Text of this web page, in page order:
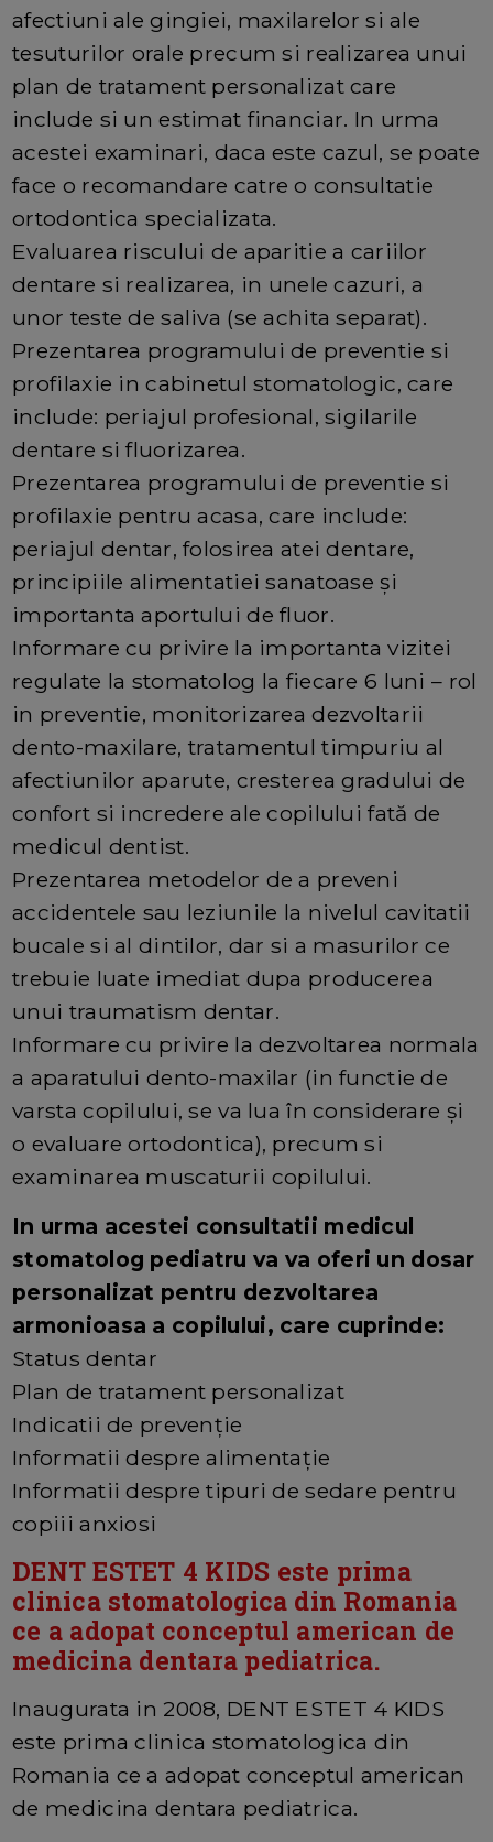
afectiuni ale gingiei, maxilarelor si ale
tesuturilor orale precum si realizarea unui
plan de tratament personalizat care
include si un estimat financiar. In urma
acestei examinari, daca este cazul, se poate
face o recomandare catre o consultatie
ortodontica specializata.
Evaluarea riscului de aparitie a cariilor
dentare si realizarea, in unele cazuri, a
unor teste de saliva (se achita separat).
Prezentarea programului de preventie si
profilaxie in cabinetul stomatologic, care
include: periajul profesional, sigilarile
dentare si fluorizarea.
Prezentarea programului de preventie si
profilaxie pentru acasa, care include:
periajul dentar, folosirea atei dentare,
principiile alimentatiei sanatoase și
importanta aportului de fluor.
Informare cu privire la importanta vizitei
regulate la stomatolog la fiecare 6 luni – rol
in preventie, monitorizarea dezvoltarii
dento-maxilare, tratamentul timpuriu al
afectiunilor aparute, cresterea gradului de
confort si incredere ale copilului fată de
medicul dentist.
Prezentarea metodelor de a preveni
accidentele sau leziunile la nivelul cavitatii
bucale si al dintilor, dar si a masurilor ce
trebuie luate imediat dupa producerea
unui traumatism dentar.
Informare cu privire la dezvoltarea normala
a aparatului dento-maxilar (in functie de
varsta copilului, se va lua în considerare și
o evaluare ortodontica), precum si
examinarea muscaturii copilului.
In urma acestei consultatii medicul
stomatolog pediatru va va oferi un dosar
personalizat pentru dezvoltarea
armonioasa a copilului, care cuprinde:
Status dentar
Plan de tratament personalizat
Indicatii de prevenție
Informatii despre alimentație
Informatii despre tipuri de sedare pentru
copiii anxiosi
DENT ESTET 4 KIDS este prima
clinica stomatologica din Romania
ce a adopat conceptul american de
medicina dentara pediatrica.
Inaugurata in 2008, DENT ESTET 4 KIDS
este prima clinica stomatologica din
Romania ce a adopat conceptul american
de medicina dentara pediatrica.